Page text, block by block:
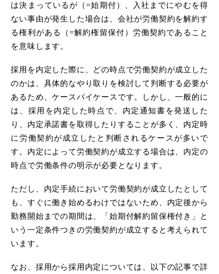
は決まっているが（=始期付）、入社までにやむを得
ない事由が発生した場合は、会社が労働契約を解約す
る権利がある（=解約権留保付）労働契約であること
を意味します。
採用を内定した際に、どの時点で労働契約が成立した
のかは、具体的なやり取りを検討して判断する必要が
あるため、ケースバイケースです。しかし、一般的に
は、採用を内定した時点で、内定通知書を発送した
り、内定承諾書を取得したりすることが多く、内定時
に労働契約が成立したと判断されるケースが多いで
す。内定によって労働契約が成立する場合は、内定の
時点で労働条件の明示が必要となります。
ただし、内定手続において労働契約が成立したとして
も、すぐに働き始めるわけではないため、内定後から
勤務開始までの期間は、「始期付解約留保権付き」と
いう一定条件つきの労働契約が成立すると考えられて
います。
なお、採用から採用内定については、以下の記事で詳